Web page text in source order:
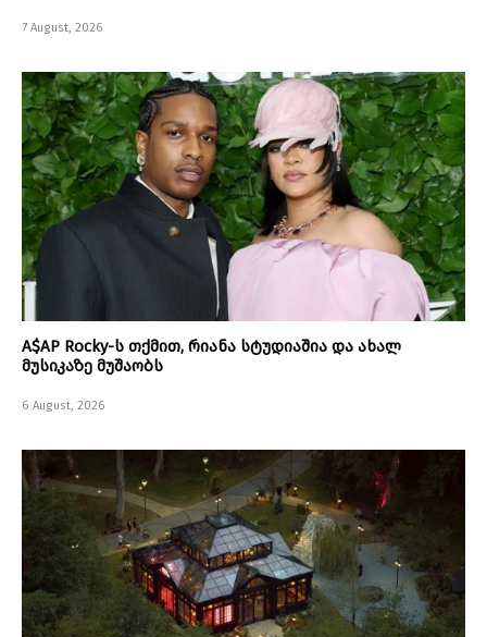
7 August, 2026
A$AP Rocky-ს თქმით, რიანა სტუდიაშია და ახალ
მუსიკაზე მუშაობს
6 August, 2026